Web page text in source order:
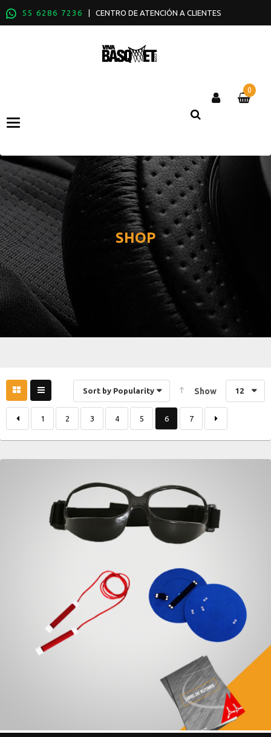
55 6286 7236 | CENTRO DE ATENCIÓN A CLIENTES
Categories
0
SHOP
Sort by Popularity Show 12
1 2 3 4 5 6 7